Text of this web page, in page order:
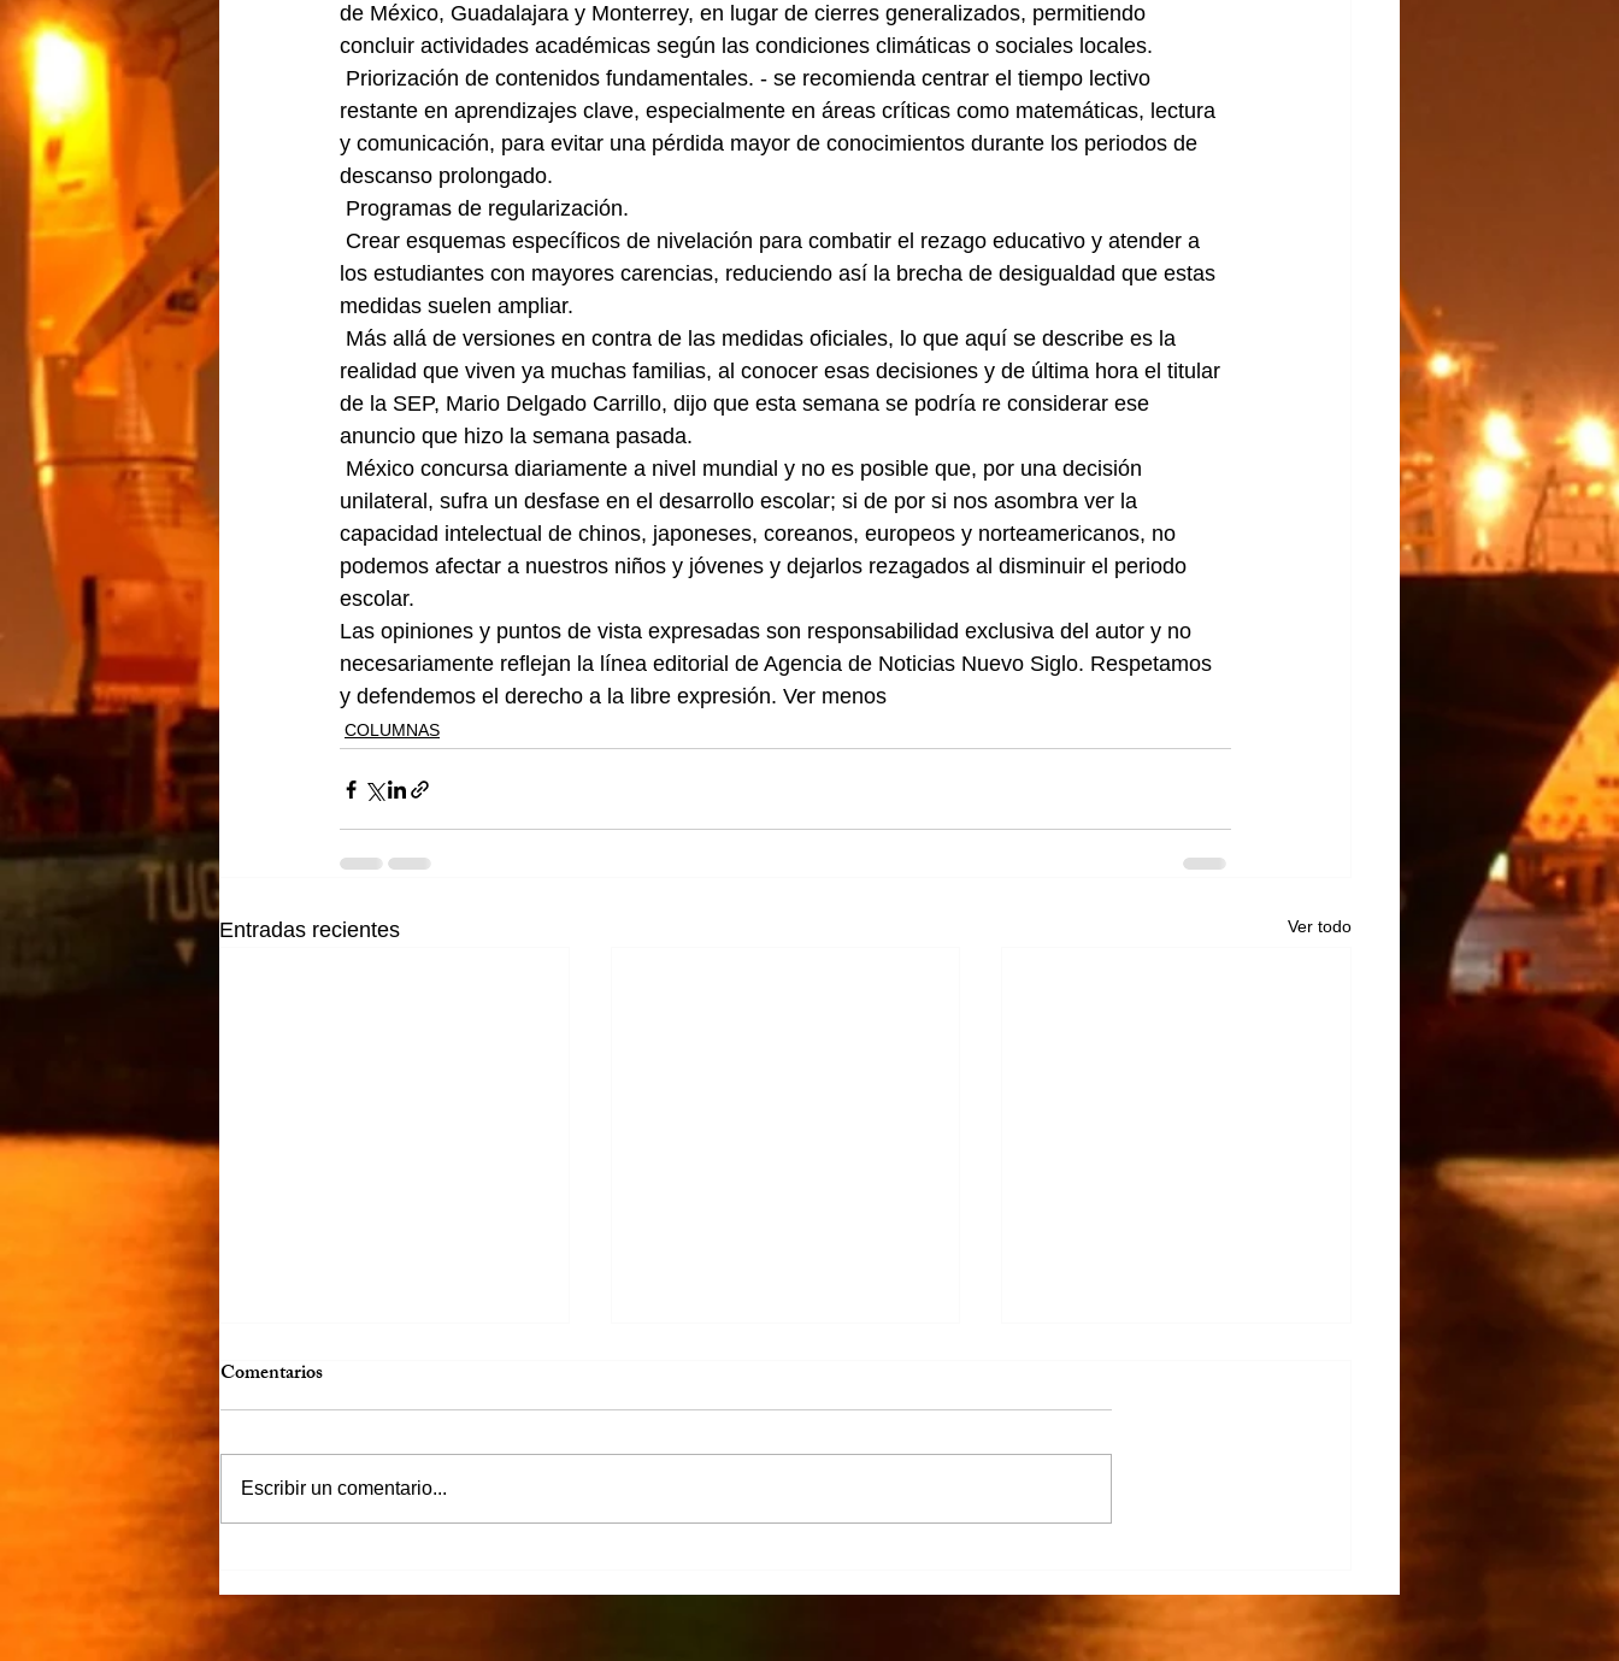
de México, Guadalajara y Monterrey, en lugar de cierres generalizados, permitiendo
concluir actividades académicas según las condiciones climáticas o sociales locales.
restante en aprendizajes clave, especialmente en áreas críticas como matemáticas, lectura
y comunicación, para evitar una pérdida mayor de conocimientos durante los periodos de
descanso prolongado.
Programas de regularización.
los estudiantes con mayores carencias, reduciendo así la brecha de desigualdad que estas
medidas suelen ampliar.
realidad que viven ya muchas familias, al conocer esas decisiones y de última hora el titular
de la SEP, Mario Delgado Carrillo, dijo que esta semana se podría re considerar ese
anuncio que hizo la semana pasada.
unilateral, sufra un desfase en el desarrollo escolar; si de por si nos asombra ver la
capacidad intelectual de chinos, japoneses, coreanos, europeos y norteamericanos, no
podemos afectar a nuestros niños y jóvenes y dejarlos rezagados al disminuir el periodo
escolar.
Las opiniones y puntos de vista expresadas son responsabilidad exclusiva del autor y no
necesariamente reflejan la línea editorial de Agencia de Noticias Nuevo Siglo. Respetamos
y defendemos el derecho a la libre expresión. Ver menos
COLUMNAS
Entradas recientes Ver todo
Víctor Murguía La Columna Más claro…
Comentarios
Escribir un comentario...